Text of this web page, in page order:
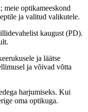
meie optikameeskond
ja valitud valikutele.
kaugust (PD).
ja läätse
ja võivad võtta
harjumiseks. Kui
oma optikuga.